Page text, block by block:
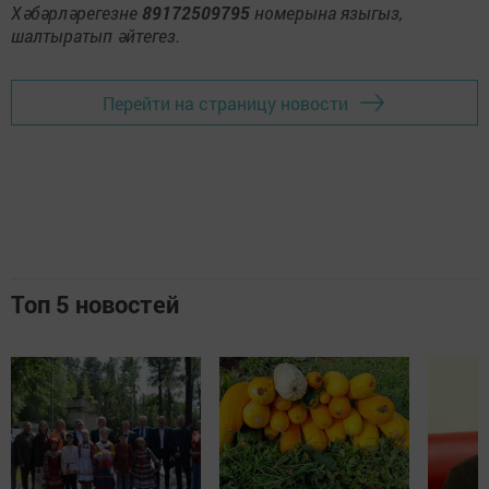
Хәбәрләрегезне 89172509795 номерына языгыз,
шалтыратып әйтегез.
Перейти на страницу новости
Топ 5 новостей